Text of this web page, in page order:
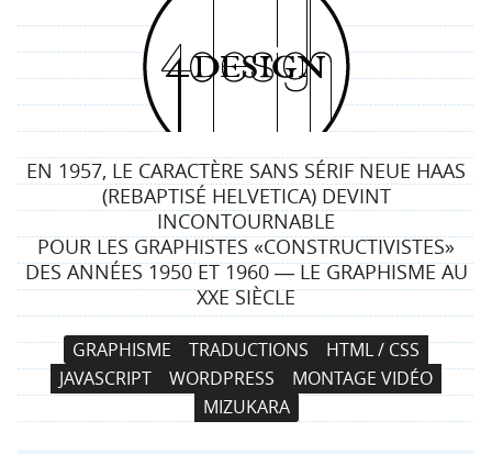
4
d
e
s
i
g
n
EN 1957, LE CARACTÈRE SANS SÉRIF NEUE HAAS
(REBAPTISÉ HELVETICA) DEVINT
INCONTOURNABLE
POUR LES GRAPHISTES «CONSTRUCTIVISTES»
DES ANNÉES 1950 ET 1960 ― LE GRAPHISME AU
XXE SIÈCLE
N
a
v
i
A
l
l
e
GRAPHISME TRADUCTIONS
HTML / CSS
JAVASCRIPT
WORDPRESS
MONTAGE VIDÉO
MIZUKARA